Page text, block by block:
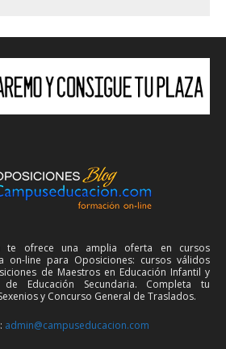
te ofrece una amplia oferta en cursos
on-line para Oposiciones: cursos válidos
de Maestros en Educación Infantil y
Educación Secundaria. Completa tu
y Concurso General de Traslados.
admin@campuseducacion.com